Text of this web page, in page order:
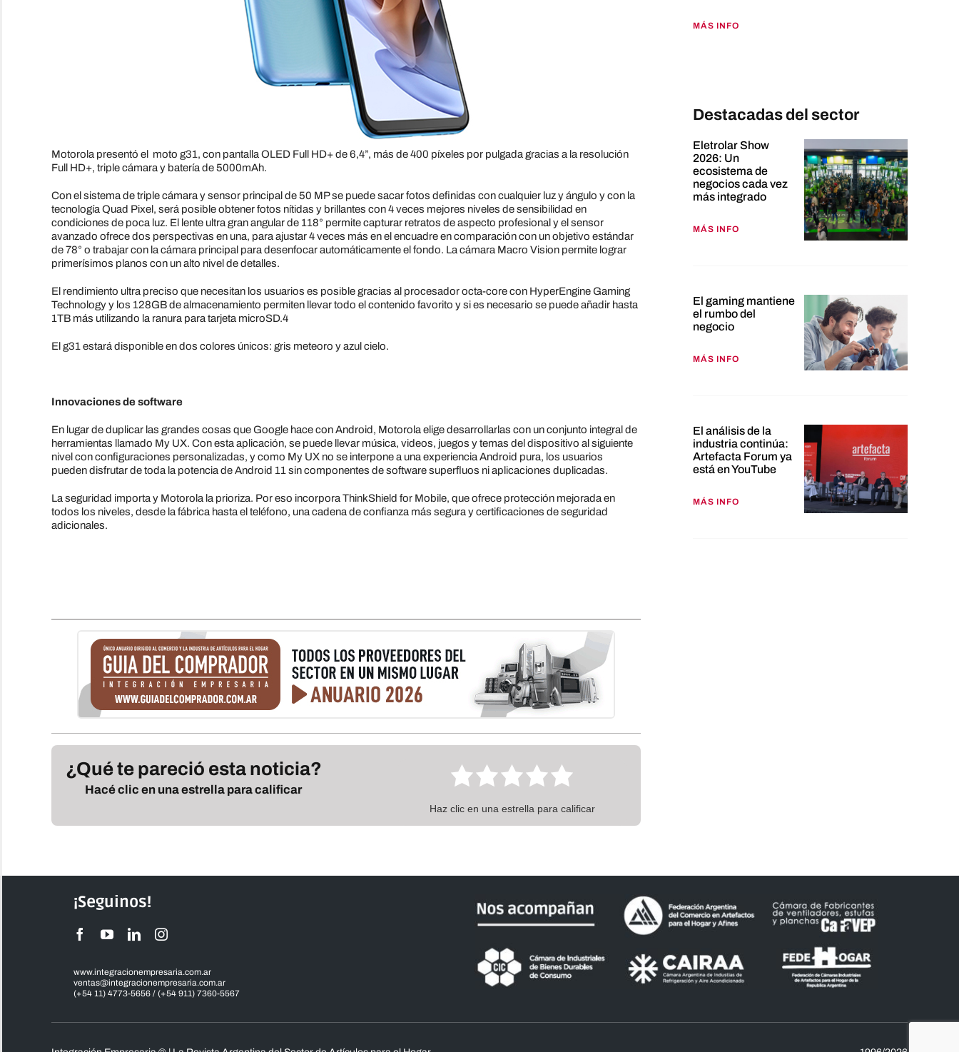
Motorola presentó el moto g31, con pantalla OLED Full HD+ de 6,4”, más de 400 píxeles por pulgada gracias a la resolución
Full HD+, triple cámara y batería de 5000mAh.
Con el sistema de triple cámara y sensor principal de 50 MP se puede sacar fotos definidas con cualquier luz y ángulo y con la
tecnología Quad Pixel, será posible obtener fotos nítidas y brillantes con 4 veces mejores niveles de sensibilidad en
condiciones de poca luz. El lente ultra gran angular de 118° permite capturar retratos de aspecto profesional y el sensor
avanzado ofrece dos perspectivas en una, para ajustar 4 veces más en el encuadre en comparación con un objetivo estándar
de 78° o trabajar con la cámara principal para desenfocar automáticamente el fondo. La cámara Macro Vision permite lograr
primerísimos planos con un alto nivel de detalles.
El rendimiento ultra preciso que necesitan los usuarios es posible gracias al procesador octa-core con HyperEngine Gaming
Technology y los 128GB de almacenamiento permiten llevar todo el contenido favorito y si es necesario se puede añadir hasta
1TB más utilizando la ranura para tarjeta microSD.4
El g31 estará disponible en dos colores únicos: gris meteoro y azul cielo.
Innovaciones de software
En lugar de duplicar las grandes cosas que Google hace con Android, Motorola elige desarrollarlas con un conjunto integral de
herramientas llamado My UX. Con esta aplicación, se puede llevar música, videos, juegos y temas del dispositivo al siguiente
nivel con configuraciones personalizadas, y como My UX no se interpone a una experiencia Android pura, los usuarios
pueden disfrutar de toda la potencia de Android 11 sin componentes de software superfluos ni aplicaciones duplicadas.
La seguridad importa y Motorola la prioriza. Por eso incorpora ThinkShield for Mobile, que ofrece protección mejorada en
todos los niveles, desde la fábrica hasta el teléfono, una cadena de confianza más segura y certificaciones de seguridad
adicionales.
¿Qué te pareció esta noticia?
Hacé clic en una estrella para calificar
Haz clic en una estrella para calificar
MÁS INFO
Destacadas del sector
Eletrolar Show
2026: Un
ecosistema de
negocios cada vez
más integrado
MÁS INFO
El gaming mantiene
el rumbo del
negocio
MÁS INFO
El análisis de la
industria continúa:
Artefacta Forum ya
está en YouTube
MÁS INFO
¡Seguinos!
www.integracionempresaria.com.ar
ventas@integracionempresaria.com.ar
(+54 11) 4773-5656 / (+54 911) 7360-5567